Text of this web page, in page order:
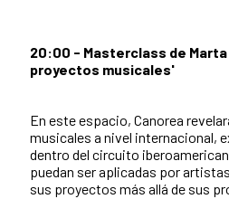
20:00 - Masterclass de
proyectos musicales'
En este espacio, Canorea
musicales a nivel internacional,
dentro del circuito
puedan ser aplicadas por
sus proyectos más allá de sus